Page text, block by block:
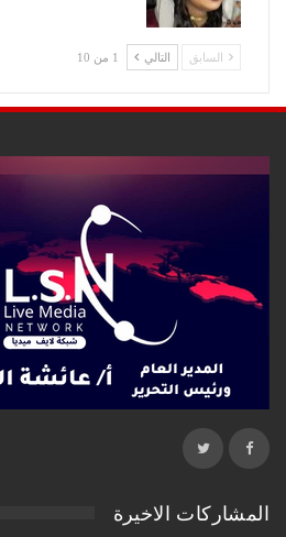
السابق التالي 1 من 10
المشاركات الاخيرة